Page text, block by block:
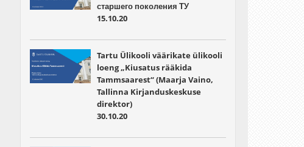
старшего поколения ТУ
15.10.20
Tartu Ülikooli väärikate ülikooli
loeng „Kiusatus rääkida
Tammsaarest“ (Maarja Vaino,
Tallinna Kirjanduskeskuse
direktor)
30.10.20